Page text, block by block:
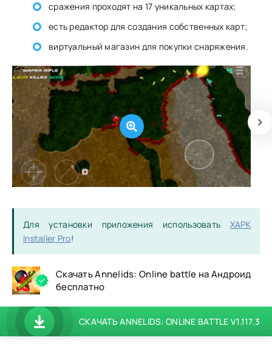
сражения проходят на 17 уникальных картах;
есть редактор для создания собственных карт;
виртуальный магазин для покупки снаряжения.
Для установки приложения использовать XAPK
Installer Pro!
Скачать Annelids: Online battle на Андроид
бесплатно
СКАЧАТЬ ANNELIDS: ONLINE BATTLE V1.117.3